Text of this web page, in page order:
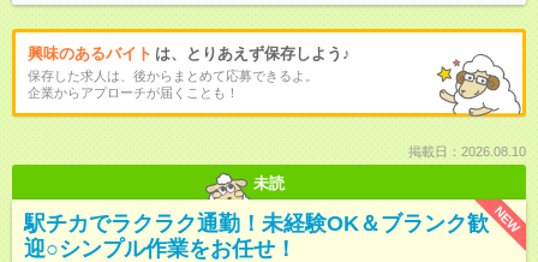
興味のあるバイト は、とりあえず保存しよう♪
保存した求人は、後からまとめて応募できるよ。
企業からアプローチが届くことも！
掲載日：2026.08.10
未読
NEW
駅チカでラクラク通勤！未経験OK＆ブランク歓
迎○シンプル作業をお任せ！